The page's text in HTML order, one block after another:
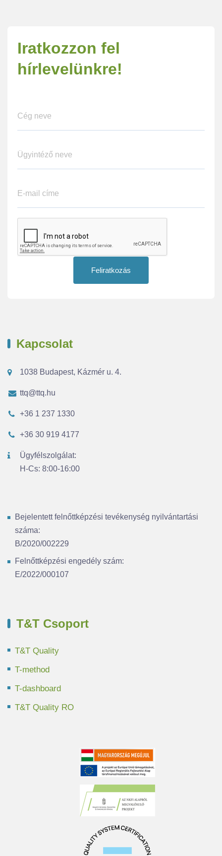
Iratkozzon fel
hírlevelünkre!
Feliratkozás
Kapcsolat
1038 Budapest, Kázmér u. 4.
ttq@ttq.hu
+36 1 237 1330
+36 30 919 4177
Ügyfélszolgálat:
H-Cs: 8:00-16:00
Bejelentett felnőttképzési tevékenység nyilvántartási
száma:
B/2020/002229
Felnőttképzési engedély szám:
E/2022/000107
T&T Csoport
T&T Quality
T-method
T-dashboard
T&T Quality RO